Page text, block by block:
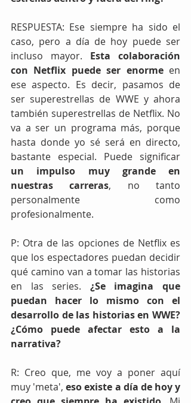
RESPUESTA: Ese siempre ha sido el
caso, pero a día de hoy puede ser
incluso mayor. Esta colaboración
con Netflix puede ser enorme en
ese aspecto. Es decir, pasamos de
ser superestrellas de WWE y ahora
también superestrellas de Netflix. No
va a ser un programa más, porque
hasta donde yo sé será en directo,
un impulso muy grande en
nuestras carreras, no tanto
personalmente como
profesionalmente.
P: Otra de las opciones de Netflix es
que los espectadores puedan decidir
qué camino van a tomar las historias
en las series. ¿Se imagina que
puedan hacer lo mismo con el
desarrollo de las historias en WWE?
¿Cómo puede afectar esto a la
narrativa?
R: Creo que, me voy a poner aquí
muy 'meta', eso existe a día de hoy y